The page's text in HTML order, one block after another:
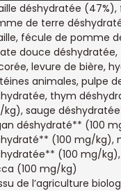
déshydratée (47%),
de terre
fécule de pomme
douce déshydratée,
levure de bière,
animales, pulpe
thym
sauge
déshydraté** (100
(100 mg/kg),
(100 mg/
(100 mg/kg)
de l’agriculture